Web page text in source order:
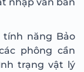
tính năng Bảo
phông cần
trạng vật lý